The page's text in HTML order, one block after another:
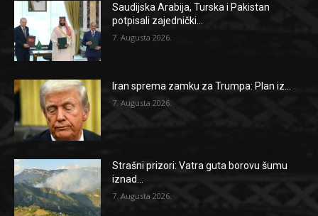
Saudijska Arabija, Turska i Pakistan
potpisali zajednički...
7. Augusta 2026.
Iran sprema zamku za Trumpa: Plan iz...
7. Augusta 2026.
Strašni prizori: Vatra guta borovu šumu
iznad...
7. Augusta 2026.